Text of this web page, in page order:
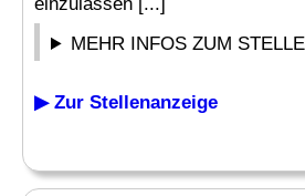
MEHR INFOS ZUM
▶ Zur Stellenanzeige